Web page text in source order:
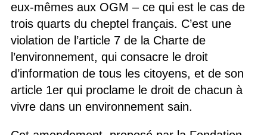
eux-mêmes aux OGM – ce qui est le cas de
trois quarts du cheptel français. C’est une
violation de l’article 7 de la Charte de
l’environnement, qui consacre le droit
d’information de tous les citoyens, et de son
article 1er qui proclame le droit de chacun à
vivre dans un environnement sain.